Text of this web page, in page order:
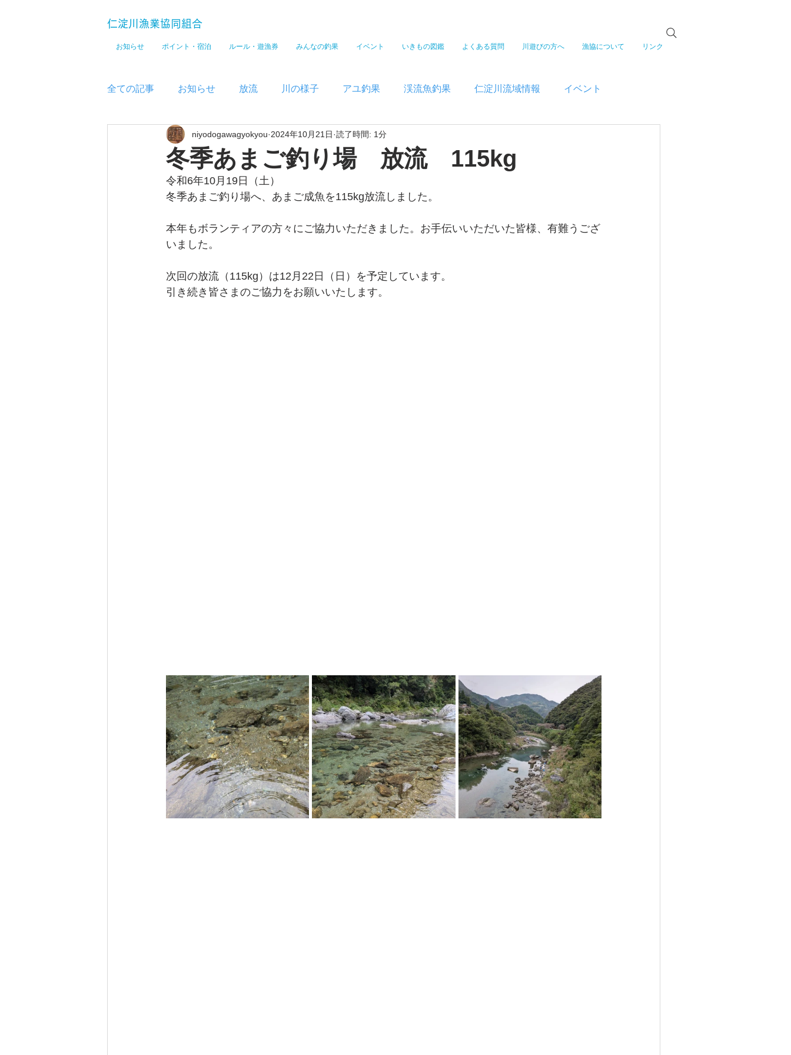
仁淀川漁業協同組合
お知らせ ポイント・宿泊 ルール・遊漁券 みんなの釣果 イベント いきもの図鑑 よくある質問 川遊びの方へ 漁協について リンク
全ての記事 お知らせ 放流 川の様子 アユ釣果 渓流魚釣果 仁淀川流域情報 イベント
メディア
冬季あまご釣り場 放流 115kg
niyodogawagyokyou 2024年10月21日 読了時間: 1分
令和6年10月19日（土）
冬季あまご釣り場へ、あまご成魚を115kg放流しました。
本年もボランティアの方々にご協力いただきました。お手伝いいただいた皆様、有難うござ
いました。
次回の放流（115kg）は12月22日（日）を予定しています。
引き続き皆さまのご協力をお願いいたします。